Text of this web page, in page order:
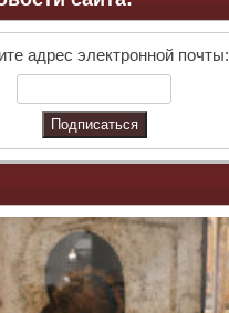
адрес электронной почты: